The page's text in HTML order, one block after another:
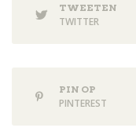
TWEETEN
TWITTER
PIN OP
PINTEREST